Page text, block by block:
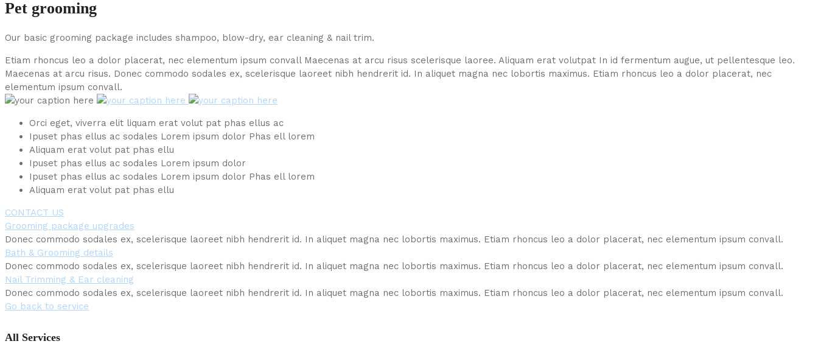
Pet grooming
Our basic grooming package includes shampoo, blow-dry, ear cleaning & nail trim.
Etiam rhoncus leo a dolor placerat, nec elementum ipsum convall Maecenas at arcu risus scelerisque laoree. Aliquam erat volutpat In id fermentum augue, ut pellentesque leo.
Maecenas at arcu risus. Donec commodo sodales ex, scelerisque laoreet nibh hendrerit id. In aliquet magna nec lobortis maximus. Etiam rhoncus leo a dolor placerat, nec
elementum ipsum convall.
Orci eget, viverra elit liquam erat volut pat phas ellus ac
Ipuset phas ellus ac sodales Lorem ipsum dolor Phas ell lorem
Aliquam erat volut pat phas ellu
Ipuset phas ellus ac sodales Lorem ipsum dolor
Ipuset phas ellus ac sodales Lorem ipsum dolor Phas ell lorem
Aliquam erat volut pat phas ellu
CONTACT US
Grooming package upgrades
Donec commodo sodales ex, scelerisque laoreet nibh hendrerit id. In aliquet magna nec lobortis maximus. Etiam rhoncus leo a dolor placerat, nec elementum ipsum convall.
Bath & Grooming details
Donec commodo sodales ex, scelerisque laoreet nibh hendrerit id. In aliquet magna nec lobortis maximus. Etiam rhoncus leo a dolor placerat, nec elementum ipsum convall.
Nail Trimming & Ear cleaning
Donec commodo sodales ex, scelerisque laoreet nibh hendrerit id. In aliquet magna nec lobortis maximus. Etiam rhoncus leo a dolor placerat, nec elementum ipsum convall.
Go back to service
All Services